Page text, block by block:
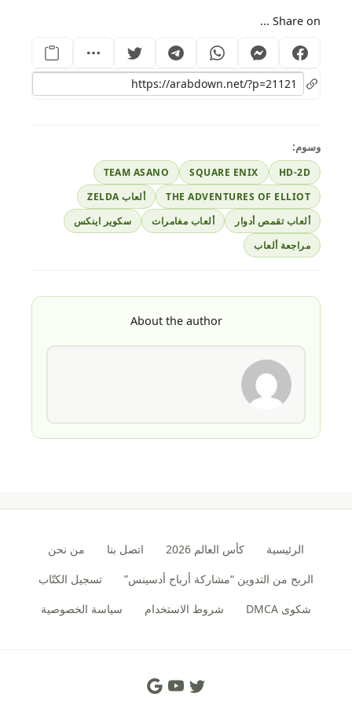
Share on ...
وسوم:
HD-2D
SQUARE ENIX
TEAM ASANO
THE ADVENTURES OF ELLIOT
ألعاب ZELDA
ألعاب تقمص أدوار
ألعاب مغامرات
سكوير اينكس
مراجعة ألعاب
About the author
الرئيسية كأس العالم 2026 اتصل بنا
من نحن
الربح من التدوين “مشاركة أرباح أدسينس”
تسجيل الكتّاب
شكوى DMCA
شروط الاستخدام سياسة الخصوصية
Social Links